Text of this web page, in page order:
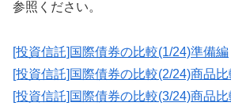
参照ください。
[投資信託]国際債券の比較(1/24)準備編
[投資信託]国際債券の比較(2/24)商品
[投資信託]国際債券の比較(3/24)商品